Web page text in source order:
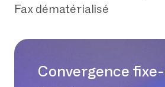
Fax dématérialisé
Convergence